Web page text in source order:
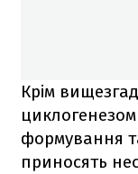
Крім
формування
приносять